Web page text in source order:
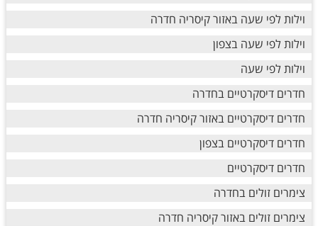
וילות לפי שעה באזור קיסריה חדרה
וילות לפי שעה בצפון
וילות לפי שעה
חדרים דיסקרטיים בחדרה
חדרים דיסקרטיים באזור קיסריה חדרה
חדרים דיסקרטיים בצפון
חדרים דיסקרטיים
צימרים זולים בחדרה
צימרים זולים באזור קיסריה חדרה